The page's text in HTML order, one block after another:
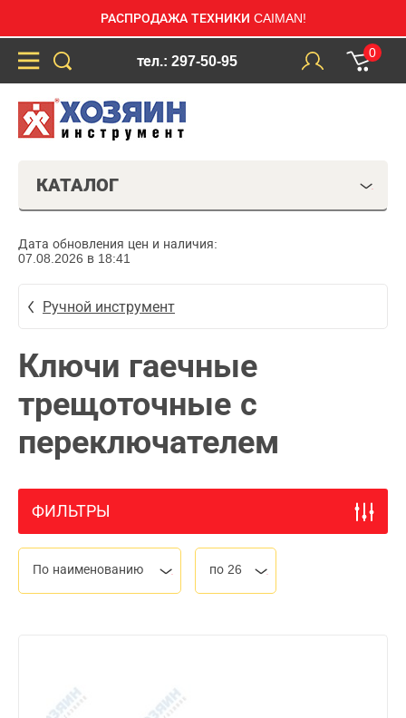
РАСПРОДАЖА ТЕХНИКИ CAIMAN!
тел.: 297-50-95
0
КАТАЛОГ
Дата обновления цен и наличия:
07.08.2026 в 18:41
Ручной инструмент
Ключи гаечные
трещоточные с
переключателем
ФИЛЬТРЫ
По наименованию по 26